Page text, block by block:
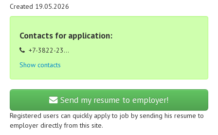
Created 19.05.2026
Contacts for application:
+7-3822-23...
Show contacts
Send my resume to employer!
Registered users can quickly apply to job by sending his resume to
employer directly from this site.